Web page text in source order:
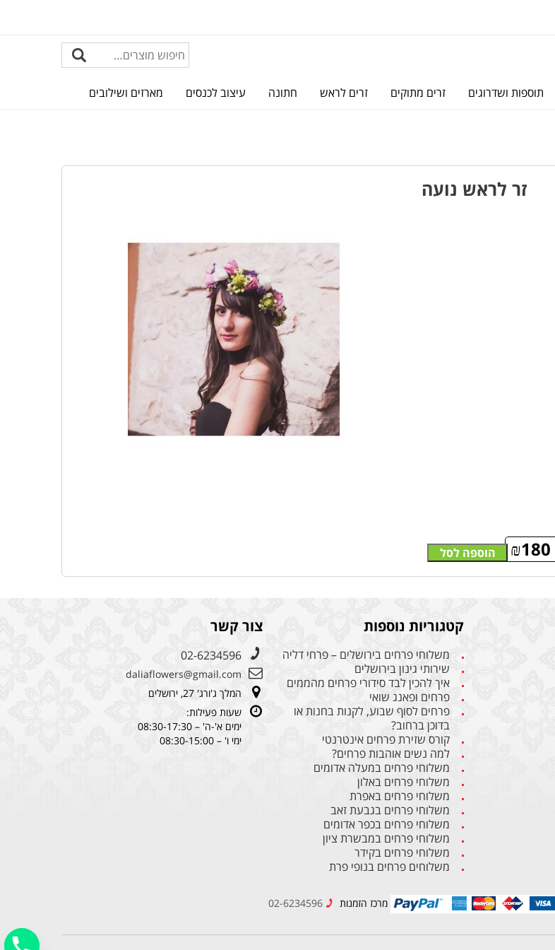
תוספות ושדרוגים זרים מתוקים זרים לראש חתונה עיצוב לכנסים מארזים ושילובים
זר לראש נועה
₪180 הוספה לסל
קטגוריות נוספות
משלוחי פרחים בירושלים – פרחי דליה
שירותי גינון בירושלים
איך להכין לבד סידורי פרחים מהממים
פרחים ופאנג שואי
פרחים לסוף שבוע, לקנות בחנות או
בדוכן ברחוב?
קורס שזירת פרחים אינטרנטי
למה נשים אוהבות פרחים?
משלוחי פרחים במעלה אדומים
משלוחי פרחים באלון
משלוחי פרחים באפרת
משלוחי פרחים בגבעת זאב
משלוחי פרחים בכפר אדומים
משלוחי פרחים במבשרת ציון
משלוחי פרחים בקידר
משלוחים פרחים בנופי פרת
צור קשר
02-6234596
daliaflowers@gmail.com
המלך ג'ורג' 27, ירושלים
שעות פעילות:
ימים א'-ה' – 08:30-17:30
ימי ו' – 08:30-15:00
מרכז הזמנות 02-6234596